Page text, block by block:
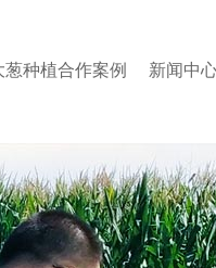
葱种植合作案例 新闻中